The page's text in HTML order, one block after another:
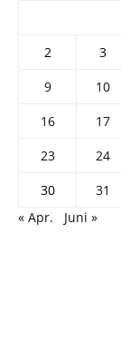
2
3
9
10
16
17
23
24
30
31
« Apr.
Juni »